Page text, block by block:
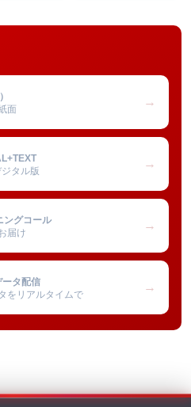
面
→
タル版
→
ングコール
届け
→
ータ配信
をリアルタイムで
→